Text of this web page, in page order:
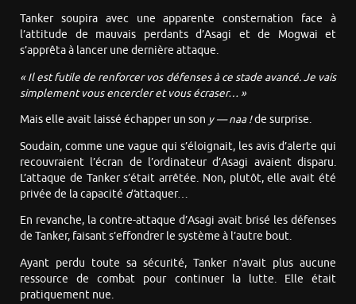
Tanker soupira avec une apparente consternation face à
l’attitude de mauvais perdants d’Asagi et de Mogwai et
s’apprêta à lancer une dernière attaque.
« Il est futile de renforcer vos défenses à ce stade avancé. Je vais
simplement vous encercler et vous écraser… »
Mais elle avait laissé échapper un son y — naa !de surprise.
Soudain, comme une vague qui s’éloignait, les avis d’alerte qui
recouvraient l’écran de l’ordinateur d’Asagi avaient disparu.
L’attaque de Tanker s’était arrêtée. Non, plutôt, elle avait été
privée de la capacité d’attaquer…
En revanche, la contre-attaque d’Asagi avait brisé les défenses
de Tanker, faisant s’effondrer le système à l’autre bout.
Ayant perdu toute sa sécurité, Tanker n’avait plus aucune
ressource de combat pour continuer la lutte. Elle était
pratiquement nue.